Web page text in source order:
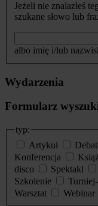
Jeżeli nie znalazłeś
szukane słowo lub
albo imię i/lub
Wydarzenia
Formularz
typ:
Artykuł
Konferencja
disco
Spektakl
Szkolenie
Warsztat
Webinar